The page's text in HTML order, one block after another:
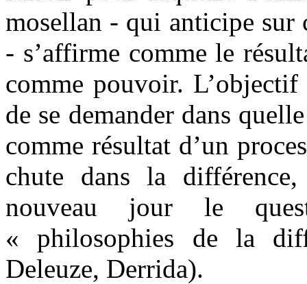
mosellan - qui anticipe sur
- s’affirme comme le
comme pouvoir. L’objectif
de se demander dans
comme résultat d’un
chute dans la différence,
nouveau jour le
« philosophies de la
Deleuze, Derrida).